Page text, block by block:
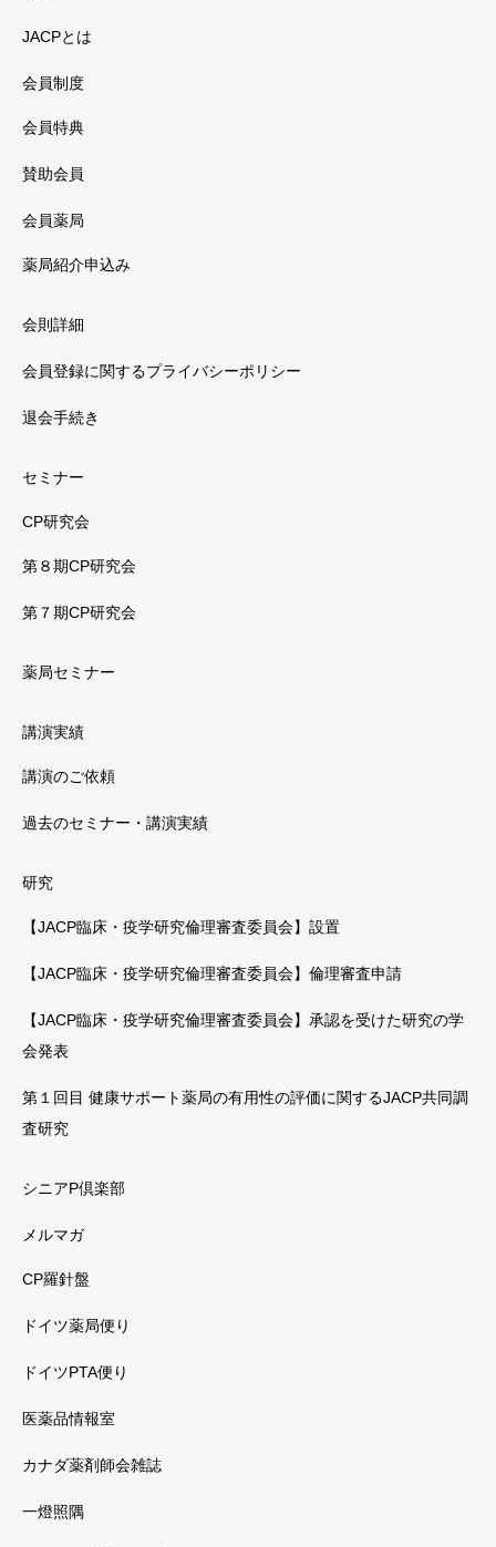
JACPとは
会員制度
会員特典
賛助会員
会員薬局
薬局紹介申込み
会則詳細
会員登録に関するプライバシーポリシー
退会手続き
セミナー
CP研究会
第８期CP研究会
第７期CP研究会
薬局セミナー
講演実績
講演のご依頼
過去のセミナー・講演実績
研究
【JACP臨床・疫学研究倫理審査委員会】設置
【JACP臨床・疫学研究倫理審査委員会】倫理審査申請
【JACP臨床・疫学研究倫理審査委員会】承認を受けた研究の学
会発表
第１回目 健康サポート薬局の有用性の評価に関するJACP共同調
査研究
シニアP倶楽部
メルマガ
CP羅針盤
ドイツ薬局便り
ドイツPTA便り
医薬品情報室
カナダ薬剤師会雑誌
一燈照隅